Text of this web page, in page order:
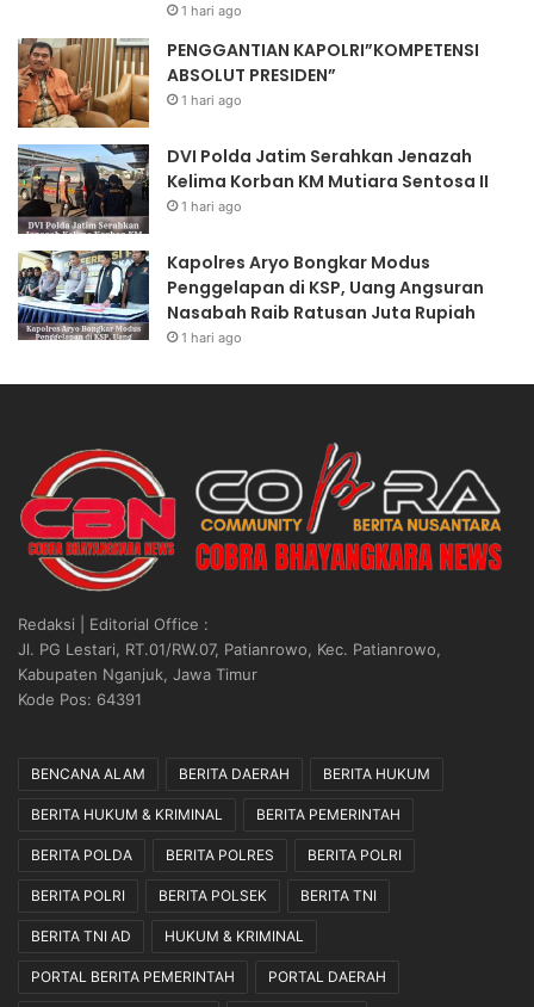
1 hari ago
PENGGANTIAN KAPOLRI”KOMPETENSI
ABSOLUT PRESIDEN”
1 hari ago
DVI Polda Jatim Serahkan Jenazah
Kelima Korban KM Mutiara Sentosa II
1 hari ago
Kapolres Aryo Bongkar Modus
Penggelapan di KSP, Uang Angsuran
Nasabah Raib Ratusan Juta Rupiah
1 hari ago
Redaksi | Editorial Office :
Jl. PG Lestari, RT.01/RW.07, Patianrowo, Kec. Patianrowo,
Kabupaten Nganjuk, Jawa Timur
Kode Pos: 64391
BENCANA ALAM BERITA DAERAH BERITA HUKUM
BERITA HUKUM & KRIMINAL BERITA PEMERINTAH
BERITA POLDA BERITA POLRES BERITA POLRI
BERITA POLRI BERITA POLSEK BERITA TNI
BERITA TNI AD HUKUM & KRIMINAL
PORTAL BERITA PEMERINTAH PORTAL DAERAH